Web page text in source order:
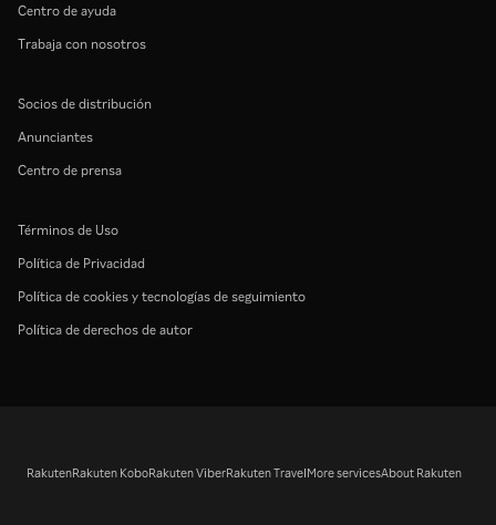
Centro de ayuda
Trabaja con nosotros
Socios de distribución
Anunciantes
Centro de prensa
Términos de Uso
Política de Privacidad
Política de cookies y tecnologías de seguimiento
Política de derechos de autor
RakutenRakuten KoboRakuten ViberRakuten TravelMore servicesAbout Rakuten